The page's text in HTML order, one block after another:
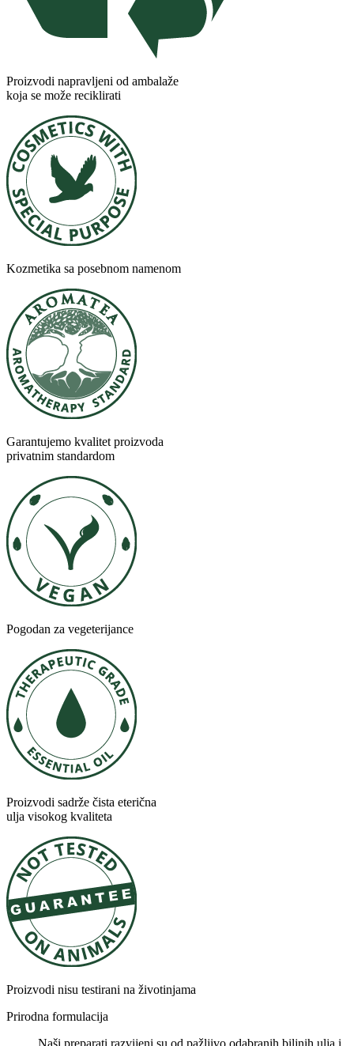
Proizvodi napravljeni od ambalaže
koja se može reciklirati
Kozmetika sa posebnom namenom
Garantujemo kvalitet proizvoda
privatnim standardom
Pogodan za vegeterijance
Proizvodi sadrže čista eterična
ulja visokog kvaliteta
Proizvodi nisu testirani na životinjama
Prirodna formulacija
Naši preparati razvijeni su od pažljivo odabranih biljnih ulja i